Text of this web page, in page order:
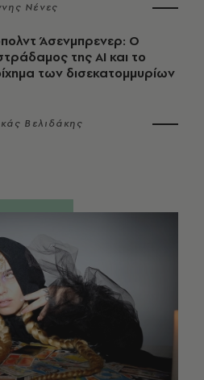
Νένες
Άσενμπρενερ: Ο
της AI και το
των δισεκατομμυρίων
Βελιδάκης